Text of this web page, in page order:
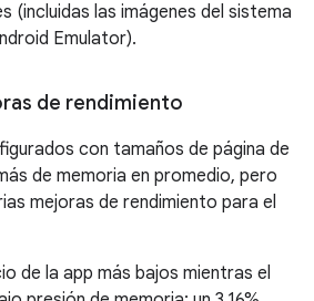
(incluidas las imágenes del sistema
Emulator).
de rendimiento
con tamaños de página de
de memoria en promedio, pero
mejoras de rendimiento para el
de la app más bajos mientras el